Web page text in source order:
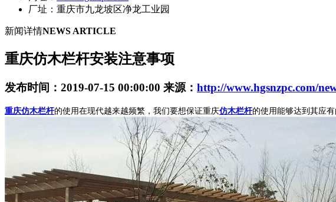
厂址：重庆市九龙坡区净龙工业园
新闻详情NEWS ARTICLE
重庆仿木栏杆安装注意事项
发布时间：2019-07-15 00:00:00 来源： http://www.hgsnzpc.com/
重庆仿木栏杆的使用在现代越来越频繁，我们要想保证重庆仿木栏杆的使用能够达到其应